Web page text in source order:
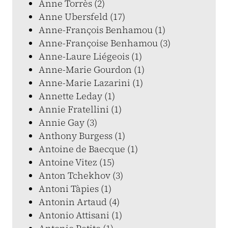
Anne Torrès (2)
Anne Ubersfeld (17)
Anne-François Benhamou (1)
Anne-Françoise Benhamou (3)
Anne-Laure Liégeois (1)
Anne-Marie Gourdon (1)
Anne-Marie Lazarini (1)
Annette Leday (1)
Annie Fratellini (1)
Annie Gay (3)
Anthony Burgess (1)
Antoine de Baecque (1)
Antoine Vitez (15)
Anton Tchekhov (3)
Antoni Tàpies (1)
Antonin Artaud (4)
Antonio Attisani (1)